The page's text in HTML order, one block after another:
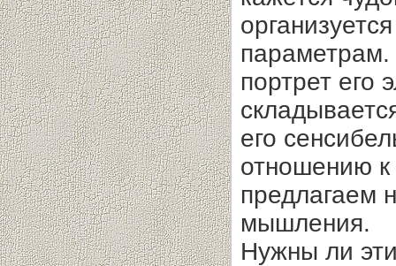
портрет его
его
отношению
предлагаем
мышления.
Нужны ли